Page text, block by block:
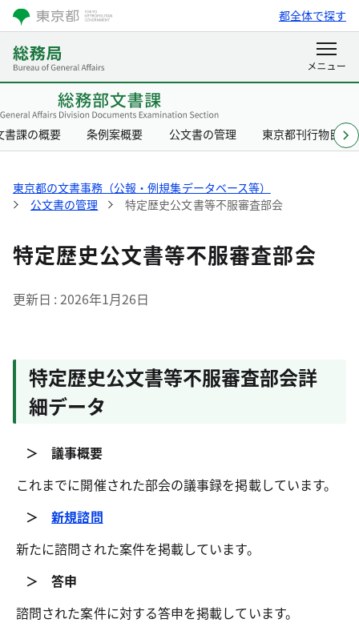
都全体で探す
書課の概要 条例案概要 公文書の管理 東京都刊行物目録
東京都の文書事務（公報・例規集データベース等）
公文書の管理
特定歴史公文書等不服審査部会
特定歴史公文書等不服審査部会
更新日 2026年1月26日
特定歴史公文書等不服審査部会詳
細データ
＞ 議事概要
これまでに開催された部会の議事録を掲載しています。
＞新規諮問
新たに諮問された案件を掲載しています。
＞ 答申
諮問された案件に対する答申を掲載しています。